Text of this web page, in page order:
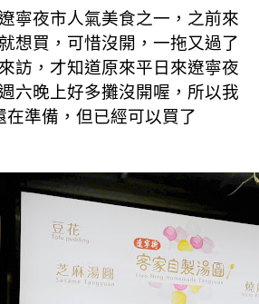
寧夜市人氣美食之一，之前來
就想買，可惜沒開，一拖又過了
訪，才知道原來平日來遼寧夜
六晚上好多攤沒開喔，所以我
在準備，但已經可以買了